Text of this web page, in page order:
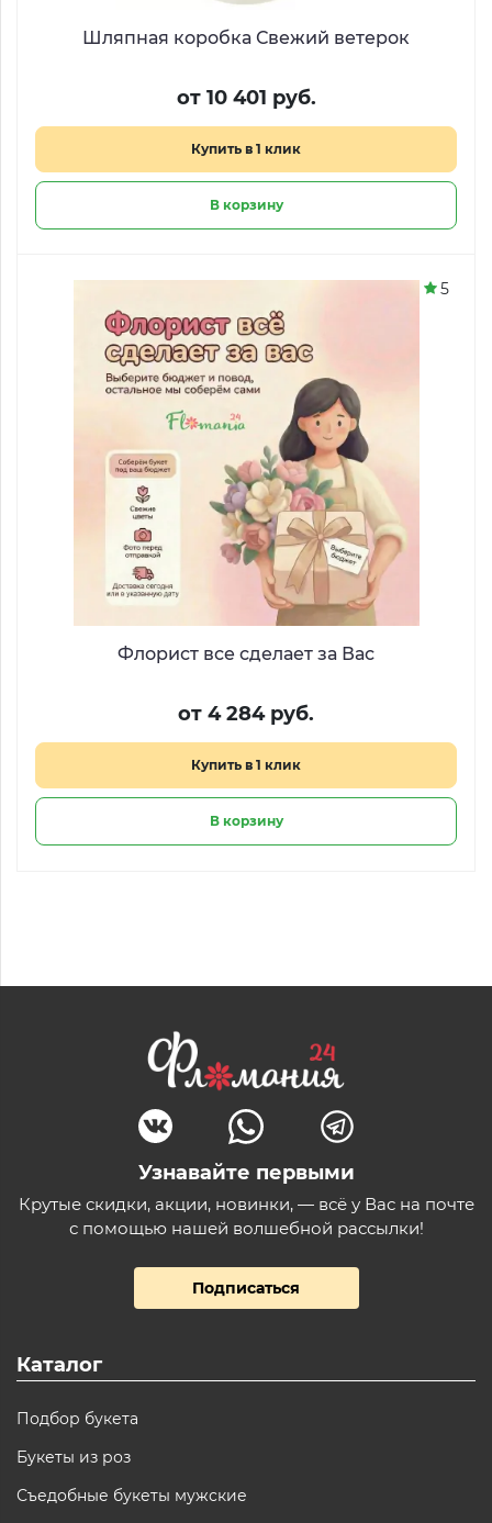
Шляпная коробка Свежий ветерок
от 10 401 руб.
Купить в 1 клик
В корзину
Флорист все сделает за Вас
от 4 284 руб.
Купить в 1 клик
В корзину
5
Узнавайте первыми
Крутые скидки, акции, новинки, — всё у Вас на почте
с помощью нашей волшебной рассылки!
Подписаться
Каталог
Подбор букета
Букеты из роз
Съедобные букеты мужские